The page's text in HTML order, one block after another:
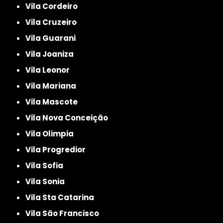
Vila Cordeiro
Vila Cruzeiro
Vila Guarani
Vila Joaniza
Vila Leonor
Vila Mariana
Vila Mascote
Vila Nova Conceição
Vila Olimpia
Vila Progredior
Vila Sofia
Vila Sonia
Vila Sta Catarina
Vila São Francisco